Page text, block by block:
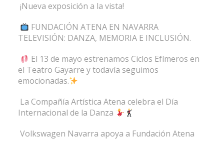
¡Nueva exposición a la vista!
FUNDACIÓN ATENA EN NAVARRA
TELEVISIÓN: DANZA, MEMORIA E INCLUSIÓN.
El 13 de mayo estrenamos Ciclos Efímeros en
el Teatro Gayarre y todavía seguimos
emocionadas.
La Compañía Artística Atena celebra el Día
Internacional de la Danza
Volkswagen Navarra apoya a Fundación Atena